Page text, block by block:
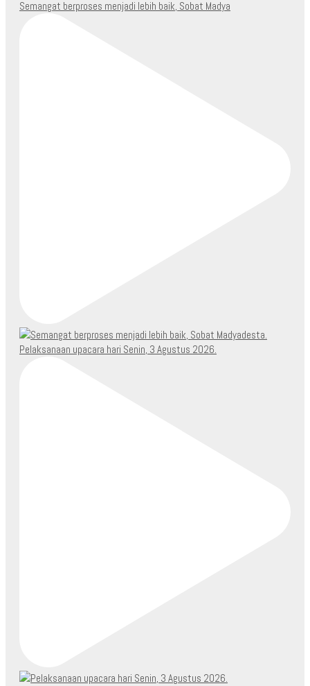
Semangat berproses menjadi lebih baik, Sobat Madya
Pelaksanaan upacara hari Senin, 3 Agustus 2026.